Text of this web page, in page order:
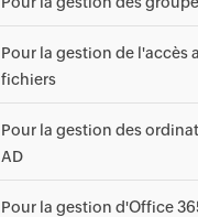
Pour la gestion de l'accès
fichiers
Pour la gestion des
AD
Pour la gestion d'Office